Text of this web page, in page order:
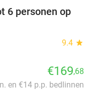
6 personen op
9.4 star
€169,68
en €14 p.p. bedlinnen